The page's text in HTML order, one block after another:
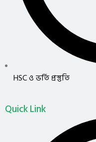
HSC ও ভর্তি প্রস্তুতি
Quick Link